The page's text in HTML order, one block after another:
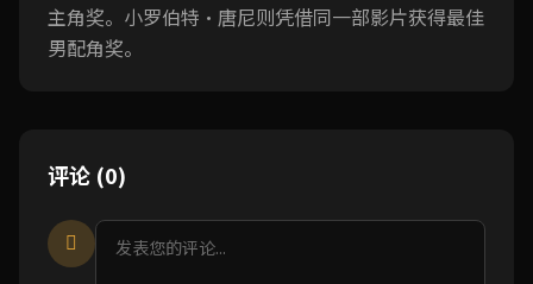
主角奖。小罗伯特·唐尼则凭借同一部影片获得最佳
男配角奖。
评论 (0)